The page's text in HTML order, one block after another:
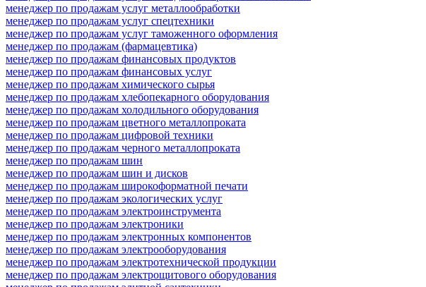
менеджер по продажам услуг металлообработки
менеджер по продажам услуг спецтехники
менеджер по продажам услуг таможенного оформления
менеджер по продажам (фармацевтика)
менеджер по продажам финансовых продуктов
менеджер по продажам финансовых услуг
менеджер по продажам химического сырья
менеджер по продажам хлебопекарного оборудования
менеджер по продажам холодильного оборудования
менеджер по продажам цветного металлопроката
менеджер по продажам цифровой техники
менеджер по продажам черного металлопроката
менеджер по продажам шин
менеджер по продажам шин и дисков
менеджер по продажам широкоформатной печати
менеджер по продажам экологических услуг
менеджер по продажам электроинструмента
менеджер по продажам электроники
менеджер по продажам электронных компонентов
менеджер по продажам электрооборудования
менеджер по продажам электротехнической продукции
менеджер по продажам электрощитового оборудования